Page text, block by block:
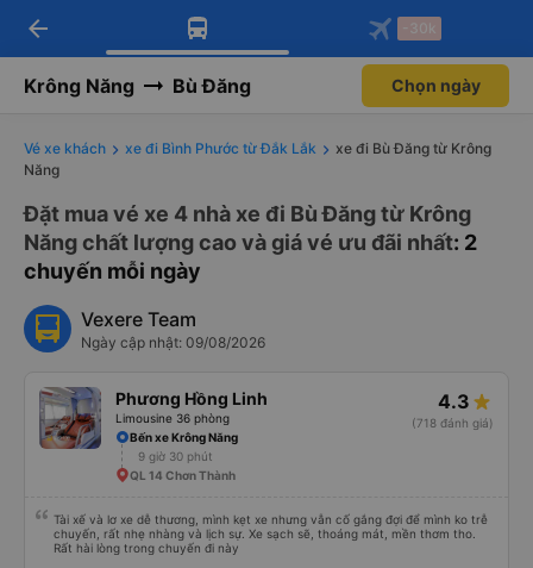
Tải app Vexere ngay!
Nhận ưu đãi thành viên độc
Mở app
Tải app Vexere
-30k/ghế khi đặt vé máy bay qua
Mở app
arrow_back -30k
Krông Năng Bù Đăng Chọn ngày
Vé xe khách xe đi Bình Phước từ Đắk Lắk
xe đi Bù Đăng từ Krông
Năng
Đặt mua vé xe 4 nhà xe đi Bù Đăng từ Krông
Năng chất lượng cao và giá vé ưu đãi nhất: 2
chuyến mỗi ngày
Vexere Team
Ngày cập nhật: 09/08/2026
Phương Hồng Linh
Limousine 36 phòng
4.3
(718 đánh giá)
Bến xe Krông Năng
9 giờ 30 phút
QL 14 Chơn Thành
Tài xế và lơ xe dễ thương, mình kẹt xe nhưng vẫn cố gắng đợi để mình ko trễ
chuyến, rất nhẹ nhàng và lịch sự. Xe sạch sẽ, thoáng mát, mền thơm tho.
Rất hài lòng trong chuyến đi này